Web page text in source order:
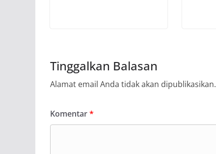
Tinggalkan Balasan
Alamat email Anda tidak akan dipublikasikan.
Komentar*